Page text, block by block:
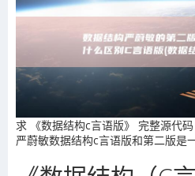
求 《数据结构c言语版》 完整源代码
严蔚敏数据结构c言语版和第二版是